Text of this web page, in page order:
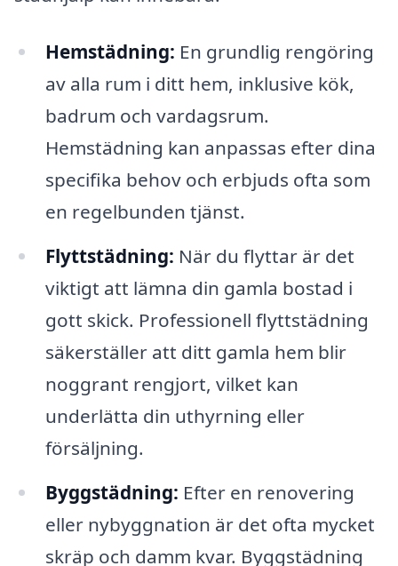
Hemstädning: En grundlig rengöring
av alla rum i ditt hem, inklusive kök,
badrum och vardagsrum.
Hemstädning kan anpassas efter dina
specifika behov och erbjuds ofta som
en regelbunden tjänst.
Flyttstädning: När du flyttar är det
viktigt att lämna din gamla bostad i
gott skick. Professionell flyttstädning
säkerställer att ditt gamla hem blir
noggrant rengjort, vilket kan
underlätta din uthyrning eller
försäljning.
Byggstädning: Efter en renovering
eller nybyggnation är det ofta mycket
skräp och damm kvar. Byggstädning